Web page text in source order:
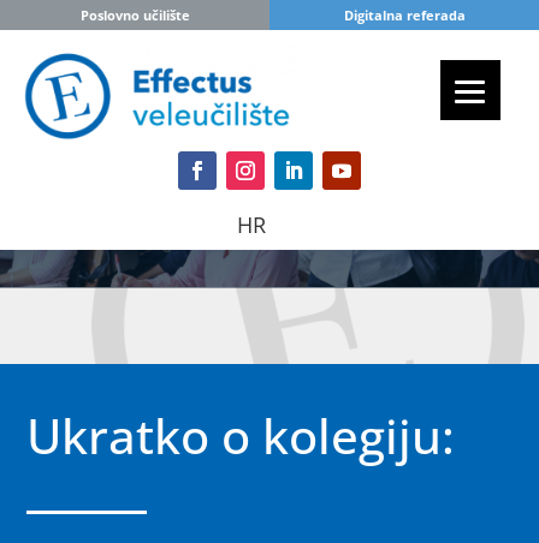
Poslovno učilište Digitalna referada
HR
Ukratko o kolegiju: